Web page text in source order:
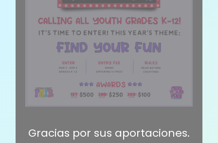
Gracias por sus aportaciones.